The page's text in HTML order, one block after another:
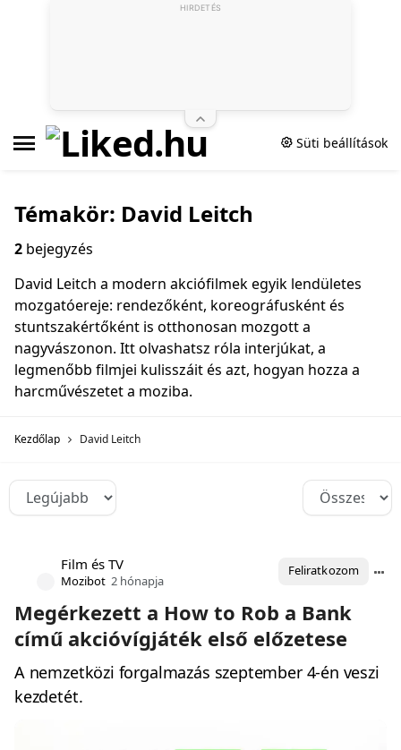
Süti beállítások
Témakör: David Leitch
2 bejegyzés
David Leitch a modern akciófilmek egyik lendületes
mozgatóereje: rendezőként, koreográfusként és
stuntszakértőként is otthonosan mozgott a
nagyvászonon. Itt olvashatsz róla interjúkat, a
legmenőbb filmjei kulisszáit és azt, hogyan hozza a
harcművészetet a moziba.
Kezdőlap David Leitch
Film és TV
Mozibot 2 hónapja
Feliratkozom
Megérkezett a How to Rob a Bank
című akcióvígjáték első előzetese
A nemzetközi forgalmazás szeptember 4-én veszi
kezdetét.
HIRDETÉS